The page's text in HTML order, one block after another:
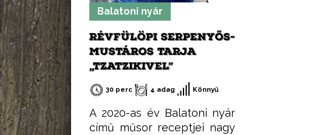
Balatoni nyár
RÉVFÜLÖPI SERPENYŐS-
MUSTÁROS TARJA
„TZATZIKIVEL”
30 perc 4 adag Könnyű
A 2020-as év Balatoni nyár
című műsor receptjei nagy